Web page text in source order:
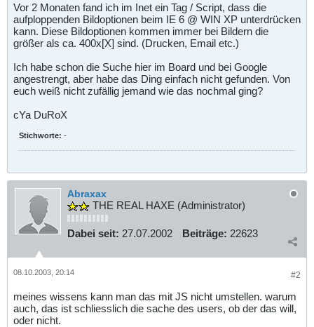
Vor 2 Monaten fand ich im Inet ein Tag / Script, dass die
aufploppenden Bildoptionen beim IE 6 @ WIN XP unterdrücken
kann. Diese Bildoptionen kommen immer bei Bildern die
größer als ca. 400x[X] sind. (Drucken, Email etc.)
Ich habe schon die Suche hier im Board und bei Google
angestrengt, aber habe das Ding einfach nicht gefunden. Von
euch weiß nicht zufällig jemand wie das nochmal ging?
cYa DuRoX
Stichworte: -
Abraxax
THE REAL HAXE (Administrator)
Dabei seit: 27.07.2002 Beiträge: 22623
#2
08.10.2003, 20:14
meines wissens kann man das mit JS nicht umstellen. warum
auch, das ist schliesslich die sache des users, ob der das will,
oder nicht.